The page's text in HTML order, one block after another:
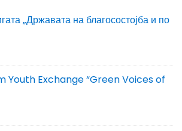
„Државата на благосостојба и по
Youth Exchange “Green Voices of